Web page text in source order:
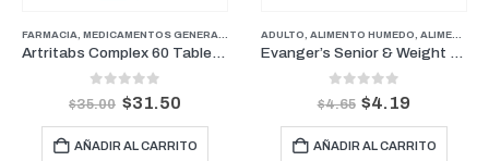
,FARMACIA,PERROS
FARMACIA, MEDICAMENTOS GENERALES PERROS,SUPLEMENTOS Y VITAMINAS
Artritabs Complex 60 Tabletas
out of 5
$35.00 $31.50
AÑADIR AL CARRITO
ADULTO, ALIMENTO HUMEDO, ALIMENTOS
Evanger’s Senior & Weight Management (Alimento Húmedo en Lata) 12.8 oz
out of 5
$4.65 $4.19
AÑADIR AL CARRITO